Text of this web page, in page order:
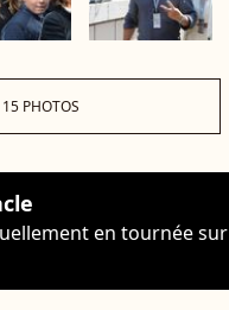
PHOTOS
en tournée sur